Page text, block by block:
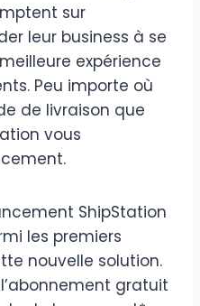
sur
leur business à se
expérience
Peu importe où
de livraison que
vous
ShipStation
les premiers
nouvelle solution.
gratuit